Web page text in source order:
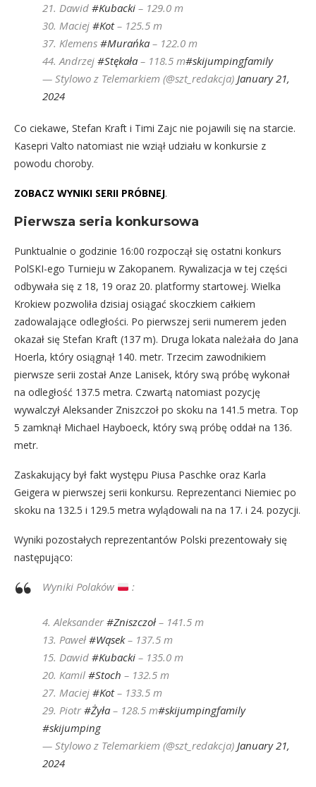
21. Dawid #Kubacki – 129.0 m
30. Maciej #Kot– 125.5 m
37. Klemens #Murańka – 122.0 m
44. Andrzej #Stękała – 118.5 m#skijumpingfamily
— Stylowo z Telemarkiem (@szt_redakcja) January 21,
2024
Co ciekawe, Stefan Kraft i Timi Zajc nie pojawili się na starcie.
Kasepri Valto natomiast nie wziął udziału w konkursie z
powodu choroby.
ZOBACZ WYNIKI SERII PRÓBNEJ.
Pierwsza seria konkursowa
Punktualnie o godzinie 16:00 rozpoczął się ostatni konkurs
PolSKI-ego Turnieju w Zakopanem. Rywalizacja w tej części
odbywała się z 18, 19 oraz 20. platformy startowej. Wielka
Krokiew pozwoliła dzisiaj osiągać skoczkiem całkiem
zadowalające odległości. Po pierwszej serii numerem jeden
okazał się Stefan Kraft (137 m). Druga lokata należała do Jana
Hoerla, który osiągnął 140. metr. Trzecim zawodnikiem
pierwsze serii został Anze Lanisek, który swą próbę wykonał
na odległość 137.5 metra. Czwartą natomiast pozycję
wywalczył Aleksander Zniszczoł po skoku na 141.5 metra. Top
5 zamknął Michael Hayboeck, który swą próbę oddał na 136.
metr.
Zaskakujący był fakt występu Piusa Paschke oraz Karla
Geigera w pierwszej serii konkursu. Reprezentanci Niemiec po
skoku na 132.5 i 129.5 metra wylądowali na na 17. i 24. pozycji.
Wyniki pozostałych reprezentantów Polski prezentowały się
następująco:
Wyniki Polaków :
4. Aleksander#Zniszczoł – 141.5 m
13. Paweł #Wąsek– 137.5 m
15. Dawid #Kubacki – 135.0 m
20. Kamil #Stoch – 132.5 m
27. Maciej #Kot– 133.5 m
29. Piotr#Żyła – 128.5 m#skijumpingfamily
#skijumping
— Stylowo z Telemarkiem (@szt_redakcja) January 21,
2024